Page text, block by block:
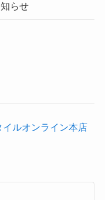
らせ
イルオンライン本店